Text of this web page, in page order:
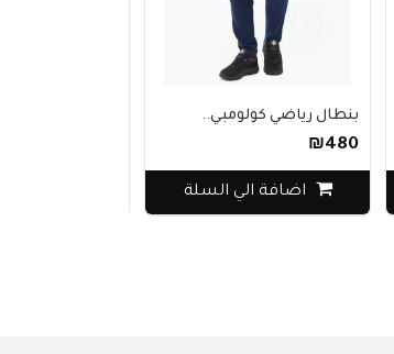
بنطال رياضي كولومبي..
₪480
اضافة الي السلة